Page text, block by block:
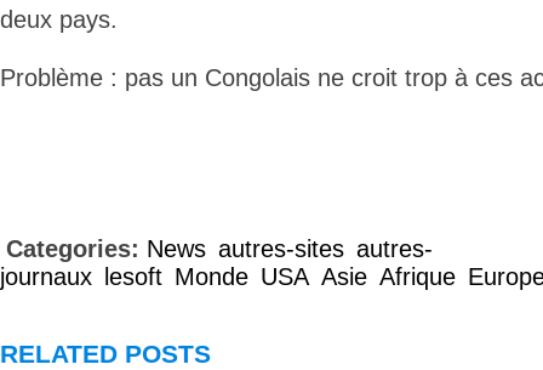
deux pays.
Problème : pas un Congolais ne croit trop à ces
Categories: News autres-sites autres-
journaux
lesoft Monde USA Asie Afrique
RELATED POSTS